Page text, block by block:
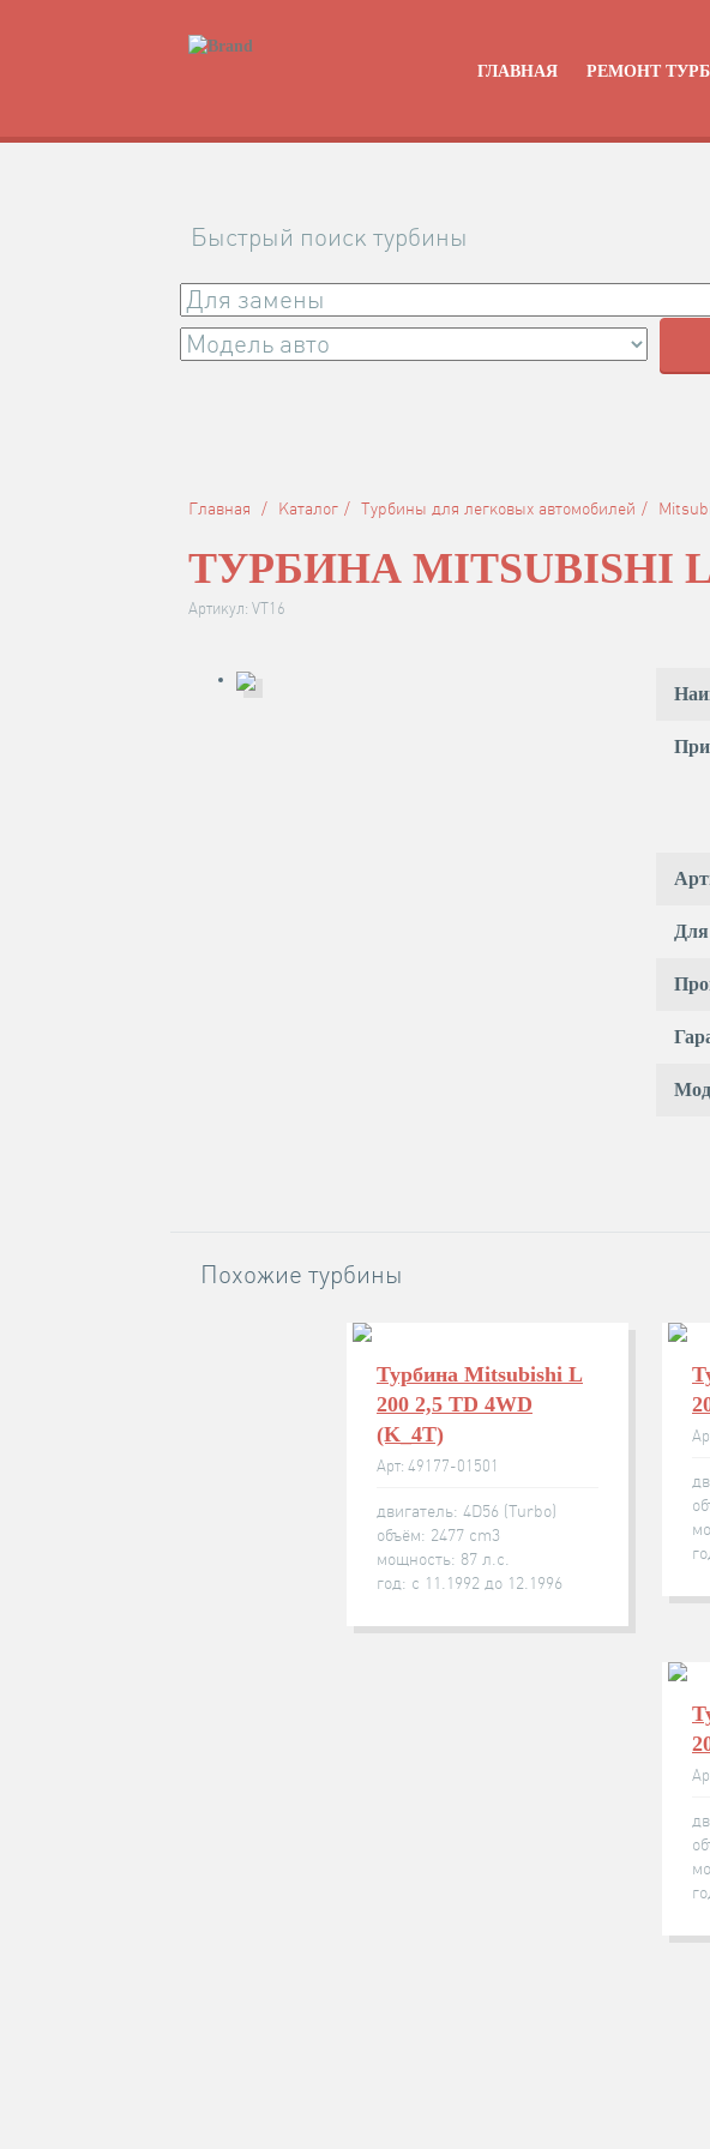
ГЛАВНАЯ РЕМОНТ
Быстрый поиск турбины
Главная Каталог Турбины для легковых автомобилей
ТУРБИНА MITSUBISHI L
Артикул: VT16
Похожие турбины
Турбина Mitsubishi L
200 2,5 TD 4WD
(K_4T)
Арт: 49177-01501
двигатель: 4D56 (Turbo)
объём: 2477 cm3
мощность: 87 л.с.
год: с 11.1992 до 12.1996